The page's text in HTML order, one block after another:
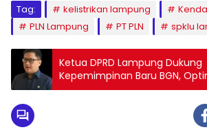
Tag: kelistrikan lampung
PLN Lampung
PT PLN spklu
Ketua DPRD Lampung Dukung
Kepemimpinan Baru BGN,
Program Gizi Nasional Makin